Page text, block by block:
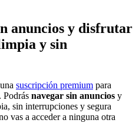
anuncios y disfrutar
y sin
suscripción premium para
Podrás navegar sin anuncios y
sin interrupciones y segura
vas a acceder a ninguna otra